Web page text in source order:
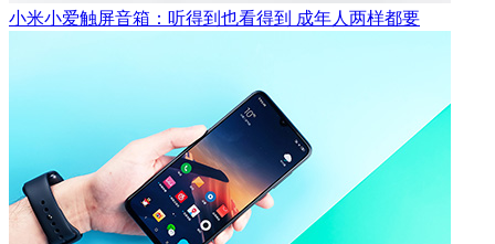
小米小爱触屏音箱：听得到也看得到 成年人两样都要